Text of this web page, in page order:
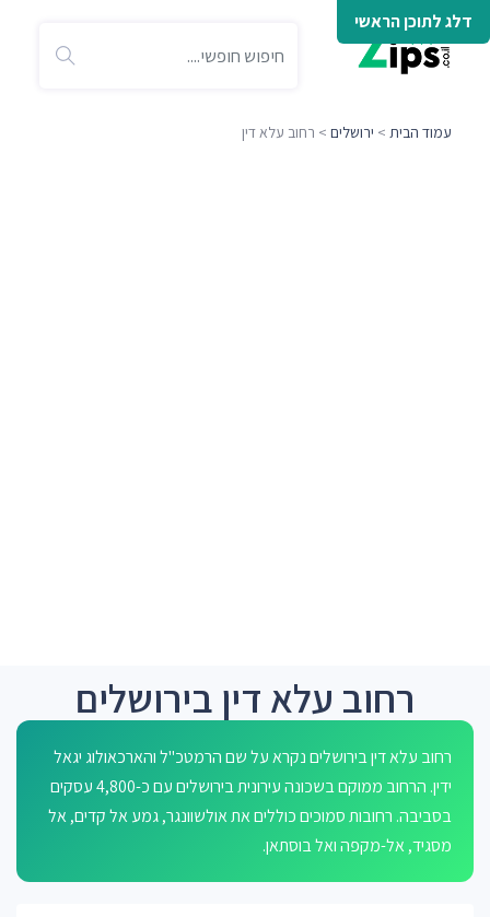
דלג לתוכן הראשי
עמוד הבית > ירושלים > רחוב עלא דין
רחוב עלא דין בירושלים
רחוב עלא דין בירושלים נקרא על שם הרמטכ"ל והארכאולוג יגאל
ידין. הרחוב ממוקם בשכונה עירונית בירושלים עם כ-4,800 עסקים
בסביבה. רחובות סמוכים כוללים את אולשוונגר, גמע אל קדים, אל
מסגיד, אל-מקפה ואל בוסתאן.